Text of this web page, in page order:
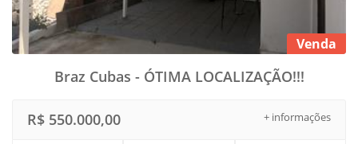
Venda
Braz Cubas - ÓTIMA LOCALIZAÇÃO!!!
+ informações
R$ 550.000,00